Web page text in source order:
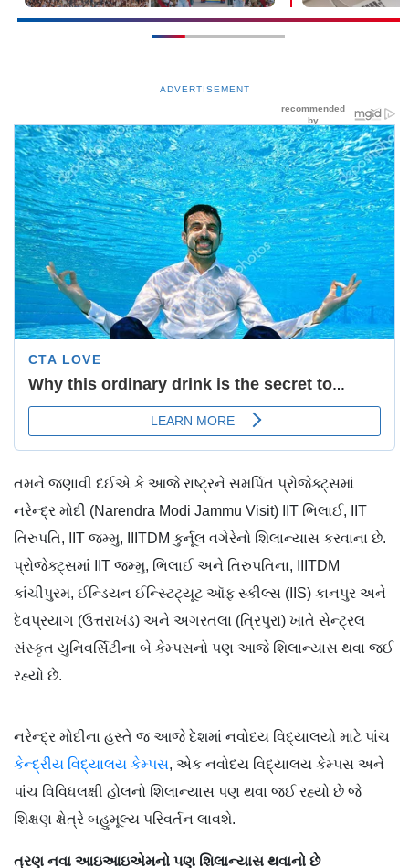
ADVERTISEMENT
તમને જણાવી દઈએ કે આજે રાષ્ટ્રને સમર્પિત પ્રોજેક્ટ્સમાં
નરેન્દ્ર મોદી (Narendra Modi Jammu Visit) IIT ભિલાઈ, IIT
તિરુપતિ, IIT જમ્મુ, IIITDM કુર્નૂલ વગેરેનો શિલાન્યાસ કરવાના છે.
પ્રોજેક્ટ્સમાં IIT જમ્મુ, ભિલાઈ અને તિરુપતિના, IIITDM
કાંચીપુરમ, ઈન્ડિયન ઈન્સ્ટિટ્યૂટ ઑફ સ્કીલ્સ (IIS) કાનપુર અને
દેવપ્રયાગ (ઉત્તરાખંડ) અને અગરતલા (ત્રિપુરા) ખાતે સેન્ટ્રલ
સંસ્કૃત યુનિવર્સિટીના બે કેમ્પસનો પણ આજે શિલાન્યાસ થવા જઈ
રહ્યો છે.
નરેન્દ્ર મોદીના હસ્તે જ આજે દેશમાં નવોદય વિદ્યાલયો માટે પાંચ
કેન્દ્રીય વિદ્યાલય કેમ્પસ, એક નવોદય વિદ્યાલય કેમ્પસ અને
પાંચ વિવિધલક્ષી હોલનો શિલાન્યાસ પણ થવા જઈ રહ્યો છે જે
શિક્ષણ ક્ષેત્રે બહુમૂલ્ય પરિવર્તન લાવશે.
ત્રણ નવા આઇઆઇએમનો પણ શિલાન્યાસ થવાનો છે